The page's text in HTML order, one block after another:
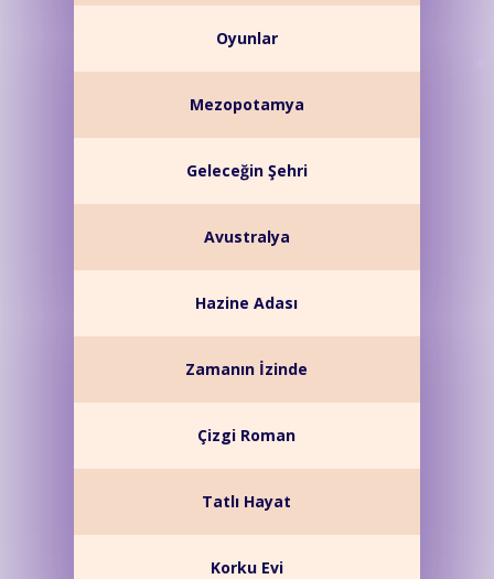
Oyunlar
Mezopotamya
Geleceğin Şehri
Avustralya
Hazine Adası
Zamanın İzinde
Çizgi Roman
Tatlı Hayat
Korku Evi